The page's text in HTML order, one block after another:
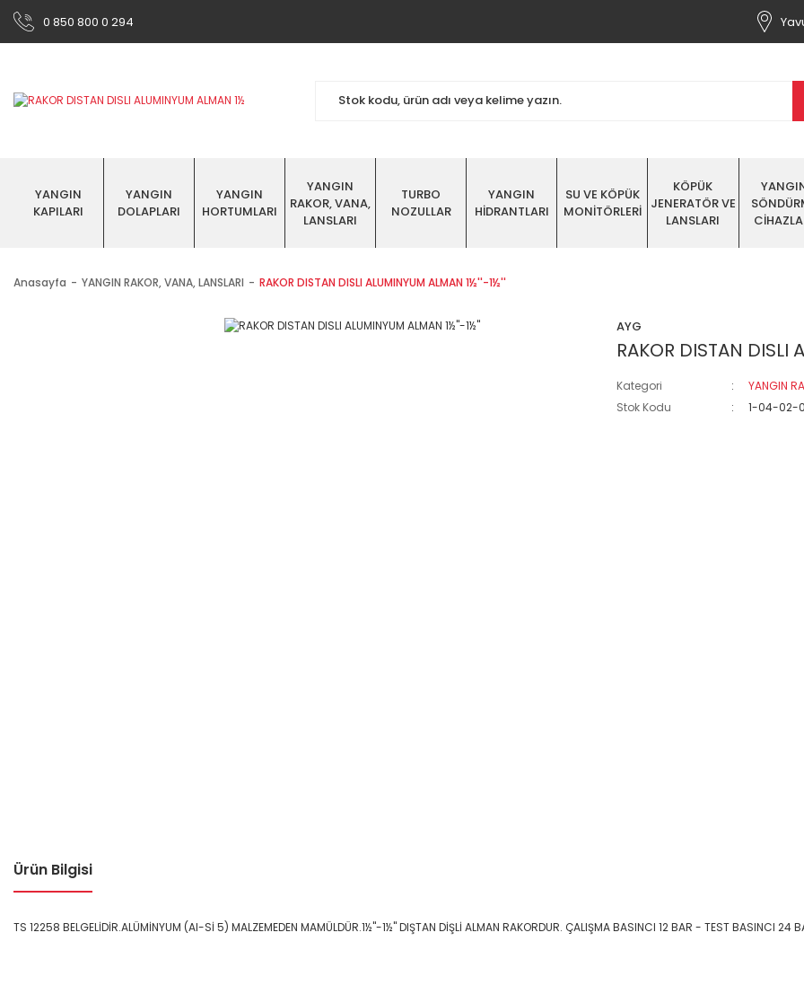
0 850 800 0 294
YANGIN
KAPILARI
YANGIN
DOLAPLARI
YANGIN
HORTUMLARI
YANGIN
RAKOR, VANA,
LANSLARI
TURBO
NOZULLAR
YANGIN
HİDRANTLARI
SU VE KÖPÜK
MONİTÖRLERİ
KÖPÜK
JENERATÖR VE
LANSLARI
Anasayfa YANGIN RAKOR, VANA, LANSLARI RAKOR DISTAN DISLI ALUMINYUM ALMAN 1½''-1½''
AYG
RAKOR DISTAN DISLI
Kategori
YANGIN
Stok Kodu
1-04-02-
Ürün Bilgisi
TS 12258 BELGELİDİR.ALÜMİNYUM (Al-Sİ 5) MALZEMEDEN MAMÜLDÜR.1½"-1½" DIŞTAN DİŞLİ ALMAN RAKORDUR. ÇALIŞMA BASINCI 12 BAR - TEST BASINCI 24